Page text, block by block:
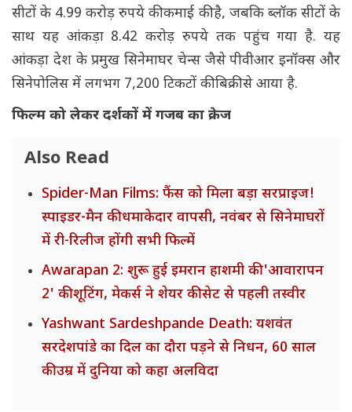
सीटों के 4.99 करोड़ रुपये की कमाई की है, जबकि ब्लॉक सीटों के
साथ यह आंकड़ा 8.42 करोड़ रुपये तक पहुंच गया है. यह
आंकड़ा देश के प्रमुख सिनेमाघर चेन्स जैसे पीवीआर इनॉक्स और
सिनेपोलिस में लगभग 7,200 टिकटों की बिक्री से आया है.
फिल्म को लेकर दर्शकों में गजब का क्रेज
Also Read
Spider-Man Films: फैंस को मिला बड़ा सरप्राइज!
स्पाइडर-मैन की धमाकेदार वापसी, नवंबर से सिनेमाघरों
में री-रिलीज होंगी सभी फिल्में
Awarapan 2: शुरू हुई इमरान हाशमी की 'आवारापन
2' की शूटिंग, मेकर्स ने शेयर की सेट से पहली तस्वीर
Yashwant Sardeshpande Death: यशवंत
सरदेशपांडे का दिल का दौरा पड़ने से निधन, 60 साल
की उम्र में दुनिया को कहा अलविदा